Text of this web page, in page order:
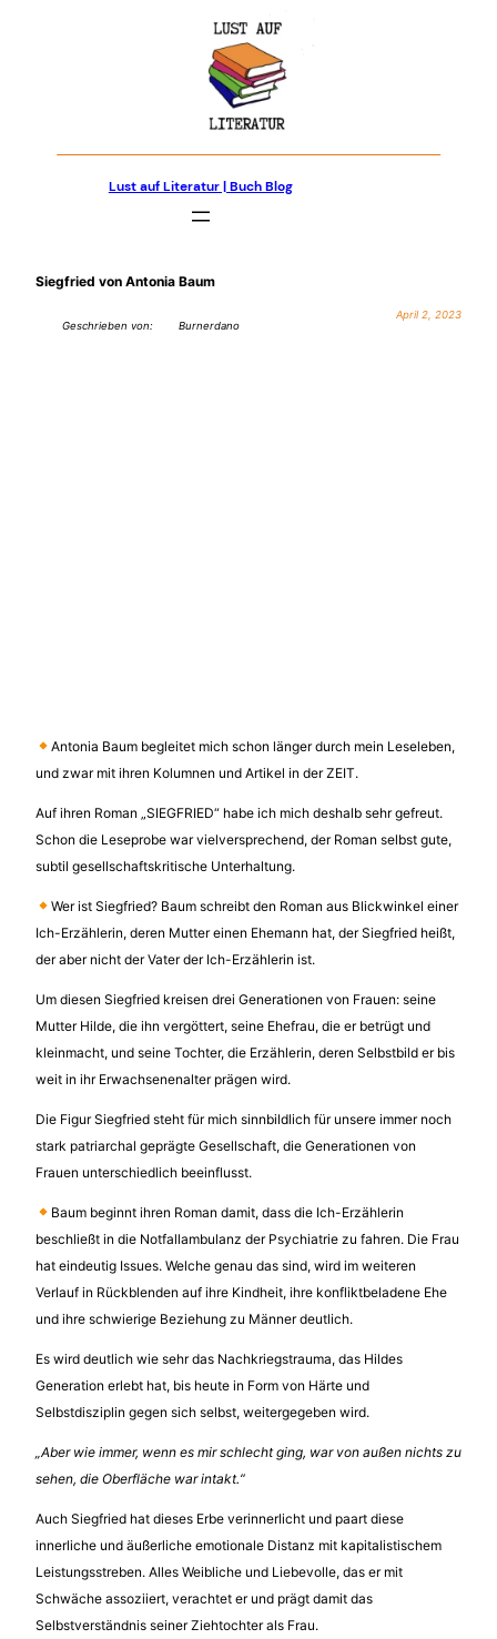
Lust auf Literatur | Buch Blog
Siegfried von Antonia Baum
Geschrieben von: Burnerdano
April 2, 2023
Antonia Baum begleitet mich schon länger durch mein Leseleben,
und zwar mit ihren Kolumnen und Artikel in der ZEIT.
Auf ihren Roman „SIEGFRIED“ habe ich mich deshalb sehr gefreut.
Schon die Leseprobe war vielversprechend, der Roman selbst gute,
subtil gesellschaftskritische Unterhaltung.
Wer ist Siegfried? Baum schreibt den Roman aus Blickwinkel einer
Ich-Erzählerin, deren Mutter einen Ehemann hat, der Siegfried heißt,
der aber nicht der Vater der Ich-Erzählerin ist.
Um diesen Siegfried kreisen drei Generationen von Frauen: seine
Mutter Hilde, die ihn vergöttert, seine Ehefrau, die er betrügt und
kleinmacht, und seine Tochter, die Erzählerin, deren Selbstbild er bis
weit in ihr Erwachsenenalter prägen wird.
Die Figur Siegfried steht für mich sinnbildlich für unsere immer noch
stark patriarchal geprägte Gesellschaft, die Generationen von
Frauen unterschiedlich beeinflusst.
Baum beginnt ihren Roman damit, dass die Ich-Erzählerin
beschließt in die Notfallambulanz der Psychiatrie zu fahren. Die Frau
hat eindeutig Issues. Welche genau das sind, wird im weiteren
Verlauf in Rückblenden auf ihre Kindheit, ihre konfliktbeladene Ehe
und ihre schwierige Beziehung zu Männer deutlich.
Es wird deutlich wie sehr das Nachkriegstrauma, das Hildes
Generation erlebt hat, bis heute in Form von Härte und
Selbstdisziplin gegen sich selbst, weitergegeben wird.
„Aber wie immer, wenn es mir schlecht ging, war von außen nichts zu
sehen, die Oberfläche war intakt.“
Auch Siegfried hat dieses Erbe verinnerlicht und paart diese
innerliche und äußerliche emotionale Distanz mit kapitalistischem
Leistungsstreben. Alles Weibliche und Liebevolle, das er mit
Schwäche assoziiert, verachtet er und prägt damit das
Selbstverständnis seiner Ziehtochter als Frau.